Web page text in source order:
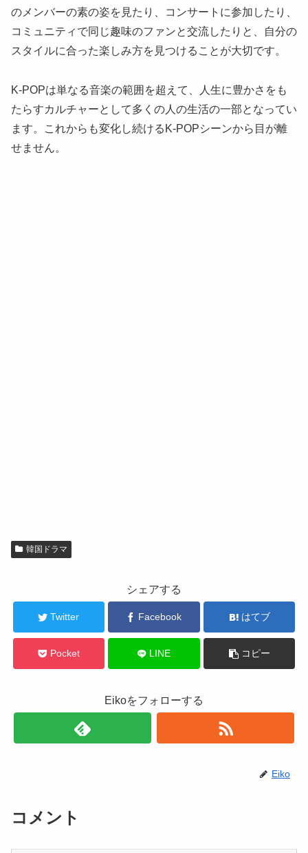
のメンバーの素の姿を見たり、コンサートに参加したり、
コミュニティで同じ趣味のファンと交流したりと、自分の
スタイルに合った楽しみ方を見つけることが大切です。
K-POPは単なる音楽の範囲を超えて、人生に豊かさをも
たらすカルチャーとして多くの人の生活の一部となってい
ます。これからも変化し続けるK-POPシーンから目が離
せません。
韓国ドラマ
シェアする
Twitter Facebook はてブ
Pocket LINE コピー
Eikoをフォローする
Eiko
コメント